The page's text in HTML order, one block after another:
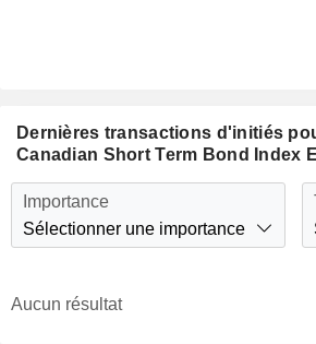
Dernières transactions d'initiés
Canadian Short Term Bond Index
Importance
Sélectionner une importance
Aucun résultat